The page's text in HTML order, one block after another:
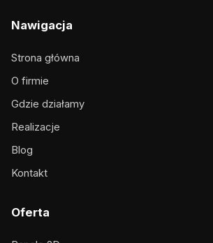
Nawigacja
Strona główna
O firmie
Gdzie działamy
Realizacje
Blog
Kontakt
Oferta